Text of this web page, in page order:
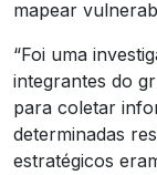
mapear
“Foi uma
integrantes do
para coletar
determinadas
estratégicos